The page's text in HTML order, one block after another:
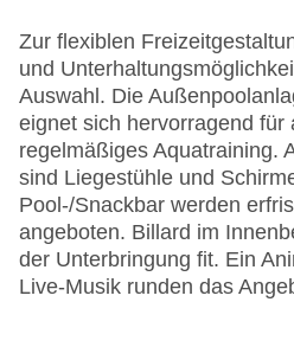
Zur flexiblen
und
Auswahl. Die
eignet sich hervorragend für
regelmäßiges Aquatraining.
sind Liegestühle und
Pool-/Snackbar werden
angeboten. Billard im
der Unterbringung fit. Ein
Live-Musik runden das